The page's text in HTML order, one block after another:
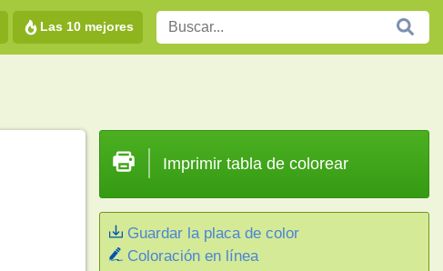
Las 10 mejores
Imprimir tabla de colorear
Guardar la placa de color
Coloración en línea